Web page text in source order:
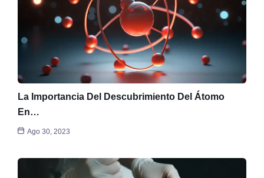
La Importancia Del Descubrimiento Del Átomo
En…
Ago 30, 2023